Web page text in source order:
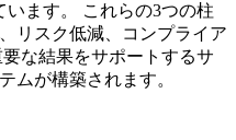
ます。 これらの3つの柱
リスク低減、コンプライア
な結果をサポートするサ
ムが構築されます。